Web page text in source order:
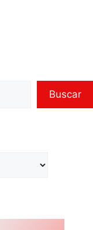
Buscar